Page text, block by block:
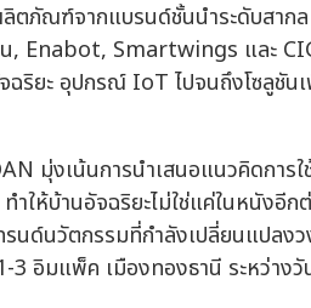
ลิตภัณฑ์จากแบรนด์ชั้นนำระดับสา
Enabot, Smartwings และ
ฉริยะ อุปกรณ์ IoT ไปจนถึงโซลูชั
มุ่งเน้นการนำเสนอแนวคิดกา
ให้บ้านอัจฉริยะไม่ใช่แค่ในหนังอี
รนด์นวัตกรรมที่กำลังเปลี่ยนแปล
3 อิมแพ็ค เมืองทองธานี ระหว่า